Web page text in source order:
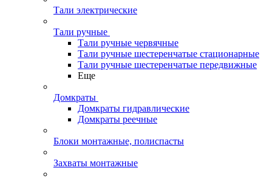
Тали электрические
Тали ручные
Тали ручные червячные
Тали ручные шестеренчатые стационарные
Тали ручные шестеренчатые передвижные
Еще
Домкраты
Домкраты гидравлические
Домкраты реечные
Блоки монтажные, полиспасты
Захваты монтажные